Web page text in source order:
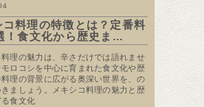
コ料理の特徴とは？定番料
！食文化から歴史ま...
料理の魅力は、辛さだけでは語れませ
ロコシを中心に育まれた食文化や歴
理の背景に広がる奥深い世界を、の
ましょう。メキシコ料理の魅力と歴
食文化